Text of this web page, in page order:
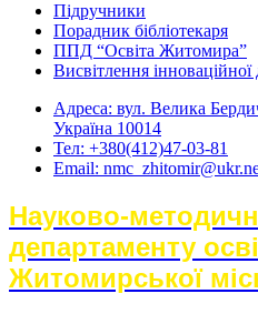
Підручники
Порадник бібліотекаря
ППД “Освіта Житомира”
Висвітлення інноваційної
Адреса: вул. Велика
Україна 10014
Тел: +380(412)47-03-81
Email:
Науково-
департаменту
Житомирської